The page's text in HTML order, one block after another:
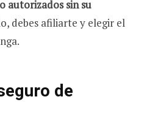
autorizados sin su
debes afiliarte y elegir el
de